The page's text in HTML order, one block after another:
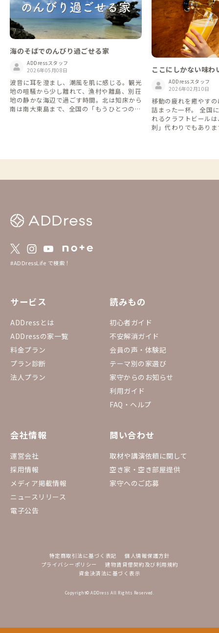
海のそばでのんびり過ごせる家
ADDressスタッフ
2026年05月08日
波音に耳を澄まし、潮風を肌に感じる。観光
地の喧騒から少し離れて、漁村や離島、別荘
地の静かな海辺で過ごす時間。北は知床から
南は南大東島まで、全国の「もうひとつの海
ここにしかない味わ
で乾杯しよう
ADDressスタッフ
2026年02月10日
移動の疲れを癒やす
詰まった一杯。 全国
れるクラフトビール
刺」代わりでもあります。 今回は
を並べて飲めば、ガ
ん。この週末は、ま
#ADDressLife で検索！
サービス
ADDressとは
ADDressの家一覧
料金プラン
プラン診断
法人プラン
読みもの
初心者ガイド
不安解消ガイド
会員の声・体験記
テーマ別の家選び
家守からのお知らせ
利用ガイド
FAQ・ヘルプ
会社情報
運営会社
採用情報
メディア掲載情報
ニュースリリース
電子公告
問い合わせ
取材や講演依頼に関して
空き家・空き部屋提供
家守へのご応募
特定商取引法に基づく表記
個人情報保護方針
プライバシーポリシー
建物賃貸借契約及び利用規約
資金決済法に基づく表示
Copyright© ADDress All Rights Reserved.